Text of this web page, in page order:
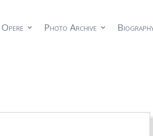
Opere Photo Archive